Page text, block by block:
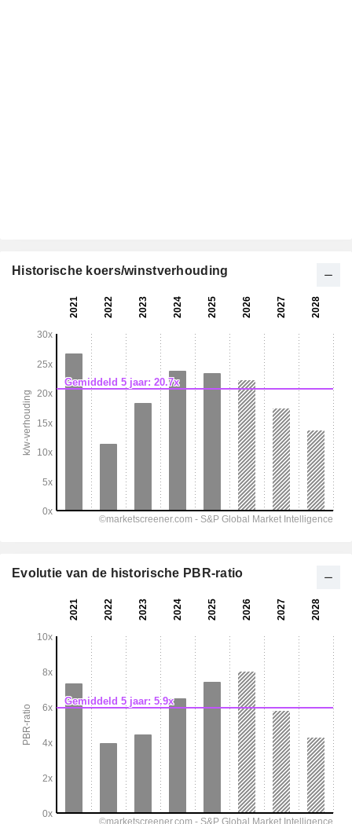
Historische koers/winstverhouding
Evolutie van de historische PBR-ratio